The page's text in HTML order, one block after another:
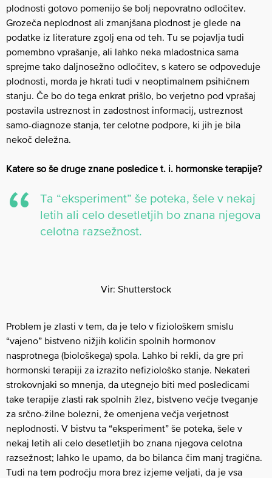
plodnosti gotovo pomenijo še bolj nepovratno odločitev.
Grozeča neplodnost ali zmanjšana plodnost je glede na
podatke iz literature zgolj ena od teh. Tu se pojavlja tudi
pomembno vprašanje, ali lahko neka mladostnica sama
sprejme tako daljnosežno odločitev, s katero se odpoveduje
plodnosti, morda je hkrati tudi v neoptimalnem psihičnem
stanju. Če bo do tega enkrat prišlo, bo verjetno pod vprašaj
postavila ustreznost in zadostnost informacij, ustreznost
samo-diagnoze stanja, ter celotne podpore, ki jih je bila
nekoč deležna.
Katere so še druge znane posledice t. i. hormonske terapije?
Ta “eksperiment” še poteka, šele v nekaj
letih ali celo desetletjih bo znana njegova
celotna razsežnost.
Vir: Shutterstock
Problem je zlasti v tem, da je telo v fiziološkem smislu
“vajeno” bistveno nižjih količin spolnih hormonov
nasprotnega (biološkega) spola. Lahko bi rekli, da gre pri
hormonski terapiji za izrazito nefiziološko stanje. Nekateri
strokovnjaki so mnenja, da utegnejo biti med posledicami
take terapije zlasti rak spolnih žlez, bistveno večje tveganje
za srčno-žilne bolezni, že omenjena večja verjetnost
neplodnosti. V bistvu ta “eksperiment” še poteka, šele v
nekaj letih ali celo desetletjih bo znana njegova celotna
razsežnost; lahko le upamo, da bo bilanca čim manj tragična.
Tudi na tem področju mora brez izjeme veljati, da je vsa